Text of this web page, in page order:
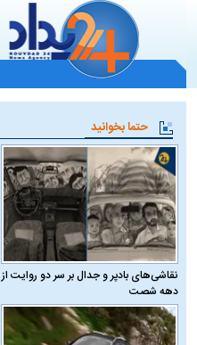
حتما بخوانید
نقاشی‌های بادپر و جدال بر سر دو روایت از
دهه شصت